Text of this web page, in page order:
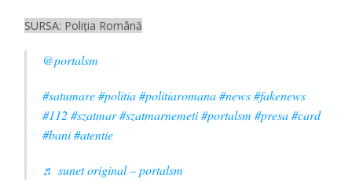
SURSA: Poliţia Română
@portalsm
#satumare #politia #politiaromana #news #fakenews
#112 #szatmar#szatmarnemeti#portalsm #presa #card
#bani#atentie
♬ sunet original – portalsm